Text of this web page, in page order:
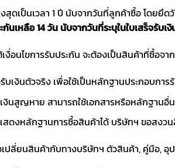
สุดเป็นเวลา 1 ปี นับจากวันที่ลูกค้าซื้อ โดยยึด
กันเหลือ 14 วัน นับจากวันที่ระบุในใบเสร็จรับเ
งื่อนไขการรับประกัน จะต้องเป็นสินค้าที่ซื้อจ
บเงินตัวจริง เพื่อใช้เป็นหลักฐานประกอบการ
งินสูญหาย สามารถใช้เอกสารหรือหลักฐาน
สดงหลักฐานการซื้อสินค้าได้ บริษัทฯ ขอสงว
ปลี่ยนสินค้ากับทางบริษัทฯ ตัวสินค้า, คู่มือ,